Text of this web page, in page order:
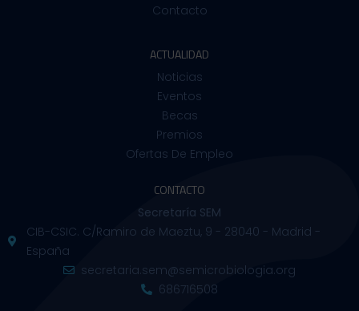
Contacto
ACTUALIDAD
Noticias
Eventos
Becas
Premios
Ofertas De Empleo
CONTACTO
Secretaría SEM
CIB-CSIC. C/Ramiro de Maeztu, 9 - 28040 - Madrid -
España
secretaria.sem@semicrobiologia.org
686716508